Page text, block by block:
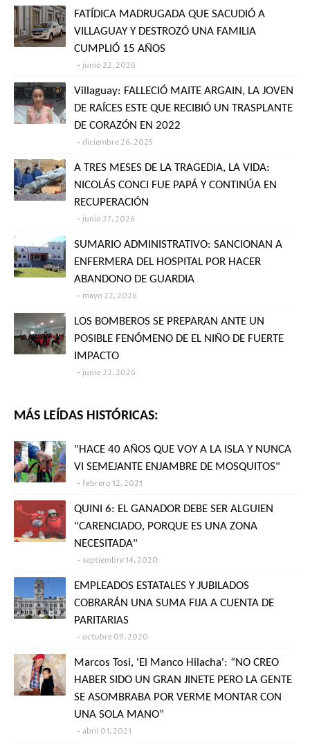
FATÍDICA MADRUGADA QUE SACUDIÓ A
VILLAGUAY Y DESTROZÓ UNA FAMILIA
CUMPLIÓ 15 AÑOS
junio 22, 2026
Villaguay: FALLECIÓ MAITE ARGAIN, LA JOVEN
DE RAÍCES ESTE QUE RECIBIÓ UN TRASPLANTE
DE CORAZÓN EN 2022
diciembre 26, 2025
A TRES MESES DE LA TRAGEDIA, LA VIDA:
NICOLÁS CONCI FUE PAPÁ Y CONTINÚA EN
RECUPERACIÓN
junio 27, 2026
SUMARIO ADMINISTRATIVO: SANCIONAN A
ENFERMERA DEL HOSPITAL POR HACER
ABANDONO DE GUARDIA
mayo 22, 2026
LOS BOMBEROS SE PREPARAN ANTE UN
POSIBLE FENÓMENO DE EL NIÑO DE FUERTE
IMPACTO
junio 22, 2026
MÁS LEÍDAS HISTÓRICAS:
"HACE 40 AÑOS QUE VOY A LA ISLA Y NUNCA
VI SEMEJANTE ENJAMBRE DE MOSQUITOS"
febrero 12, 2021
QUINI 6: EL GANADOR DEBE SER ALGUIEN
"CARENCIADO, PORQUE ES UNA ZONA
NECESITADA"
septiembre 14, 2020
EMPLEADOS ESTATALES Y JUBILADOS
COBRARÁN UNA SUMA FIJA A CUENTA DE
PARITARIAS
octubre 09, 2020
Marcos Tosi, 'El Manco Hilacha': “NO CREO
HABER SIDO UN GRAN JINETE PERO LA GENTE
SE ASOMBRABA POR VERME MONTAR CON
UNA SOLA MANO”
abril 01, 2021